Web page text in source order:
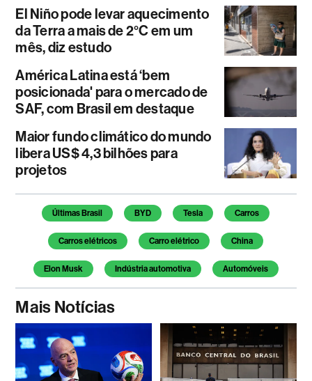
El Niño pode levar aquecimento
da Terra a mais de 2°C em um
mês, diz estudo
América Latina está ‘bem
posicionada' para o mercado de
SAF, com Brasil em destaque
Maior fundo climático do mundo
libera US$ 4,3 bilhões para
projetos
Temas deste artigo
Últimas Brasil BYD Tesla Carros
Carros elétricos Carro elétrico China
Elon Musk Indústria automotiva Automóveis
Mais Notícias